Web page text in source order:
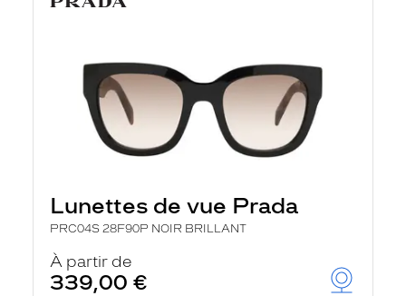
Lunettes de vue Prada
PRC04S 28F90P NOIR BRILLANT
À partir de
339,00 €